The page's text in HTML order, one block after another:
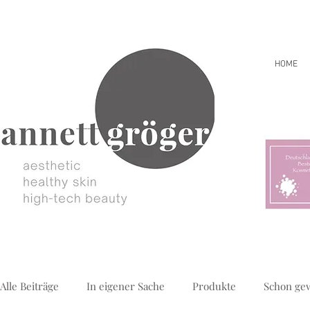
HOME
Alle Beiträge In eigener Sache Produkte Schon